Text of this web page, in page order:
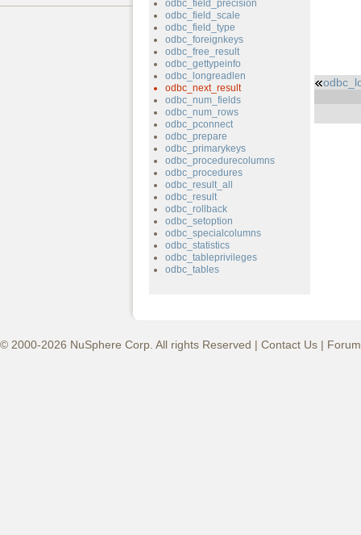
odbc_field_precision
odbc_field_scale
odbc_field_type
odbc_foreignkeys
odbc_free_result
odbc_gettypeinfo
odbc_longreadlen
odbc_next_result
odbc_num_fields
odbc_num_rows
odbc_pconnect
odbc_prepare
odbc_primarykeys
odbc_procedurecolumns
odbc_procedures
odbc_result_all
odbc_result
odbc_rollback
odbc_setoption
odbc_specialcolumns
odbc_statistics
odbc_tableprivileges
odbc_tables
© 2000-2026 NuSphere Corp. All rights Reserved | Contact Us |